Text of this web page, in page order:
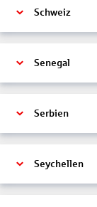
Schweiz
Senegal
Serbien
Seychellen